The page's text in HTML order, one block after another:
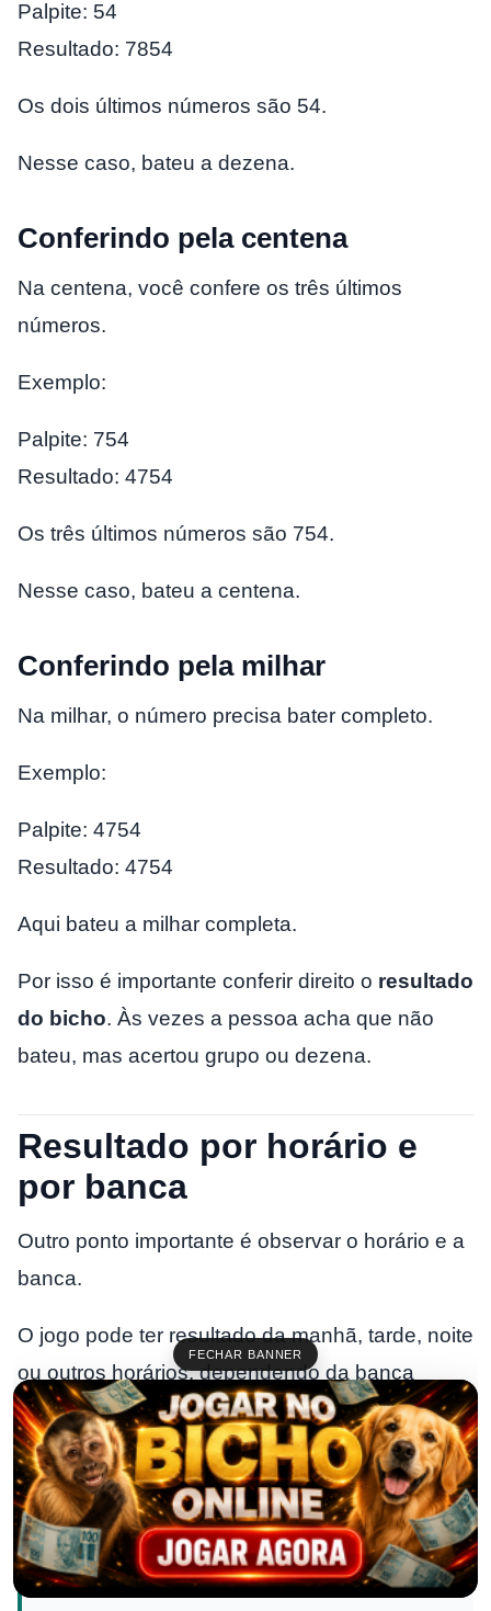
Palpite: 54
Resultado: 7854
Os dois últimos números são 54.
Nesse caso, bateu a dezena.
Conferindo pela centena
Na centena, você confere os três últimos
números.
Exemplo:
Palpite: 754
Resultado: 4754
Os três últimos números são 754.
Nesse caso, bateu a centena.
Conferindo pela milhar
Na milhar, o número precisa bater completo.
Exemplo:
Palpite: 4754
Resultado: 4754
Aqui bateu a milhar completa.
Por isso é importante conferir direito o resultado
do bicho. Às vezes a pessoa acha que não
bateu, mas acertou grupo ou dezena.
Resultado por horário e
por banca
Outro ponto importante é observar o horário e a
banca.
O jogo pode ter resultado da manhã, tarde, noite
ou outros horários, dependendo da banca
acompanhada.
Por isso, antes de comparar seus palpites, veja:
qual banca você acompanhou;
qual horário saiu;
FECHAR BANNER